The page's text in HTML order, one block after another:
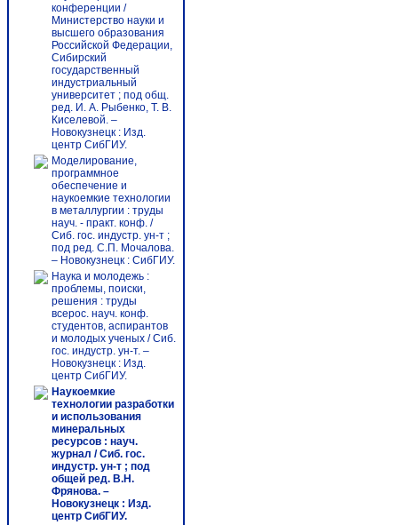
конференции /
Министерство науки и
высшего образования
Российской Федерации,
Сибирский
государственный
индустриальный
университет ; под общ.
ред. И. А. Рыбенко, Т. В.
Киселевой. –
Новокузнецк : Изд.
центр СибГИУ.
Моделирование,
программное
обеспечение и
наукоемкие технологии
в металлургии : труды
науч. - практ. конф. /
Сиб. гос. индустр. ун-т ;
под ред. С.П. Мочалова.
– Новокузнецк : СибГИУ.
Наука и молодежь :
проблемы, поиски,
решения : труды
всерос. науч. конф.
студентов, аспирантов
и молодых ученых / Сиб.
гос. индустр. ун-т. –
Новокузнецк : Изд.
центр СибГИУ.
Наукоемкие
технологии разработки
и использования
минеральных
ресурсов : науч.
журнал / Сиб. гос.
индустр. ун-т ; под
общей ред. В.Н.
Фрянова. –
Новокузнецк : Изд.
центр СибГИУ.